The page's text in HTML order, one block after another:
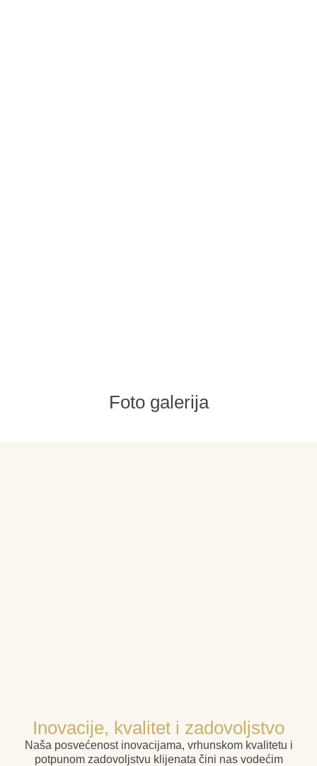
Foto galerija
Inovacije, kvalitet i zadovoljstvo
Naša posvećenost inovacijama, vrhunskom kvalitetu i
potpunom zadovoljstvu klijenata čini nas vodećim